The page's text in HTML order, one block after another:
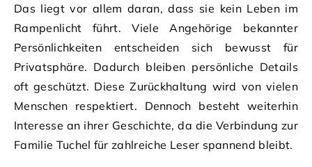
Das liegt vor allem daran, dass sie kein Leben im
Rampenlicht führt. Viele Angehörige bekannter
Persönlichkeiten entscheiden sich bewusst für
Privatsphäre. Dadurch bleiben persönliche Details
oft geschützt. Diese Zurückhaltung wird von vielen
Menschen respektiert. Dennoch besteht weiterhin
Interesse an ihrer Geschichte, da die Verbindung zur
Familie Tuchel für zahlreiche Leser spannend bleibt.